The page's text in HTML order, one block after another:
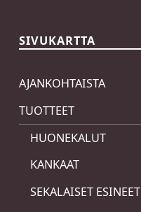
SIVUKARTTA
AJANKOHTAISTA
TUOTTEET
HUONEKALUT
KANKAAT
SEKALAISET ESINEET